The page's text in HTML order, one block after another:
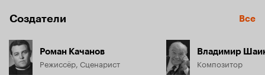
Создатели Все
Роман Качанов
Режиссёр, Сценарист
Владимир
Композитор